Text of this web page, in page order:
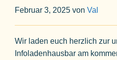
Februar 3, 2025 von Val
Wir laden euch herzlich zur
Infoladenhausbar am